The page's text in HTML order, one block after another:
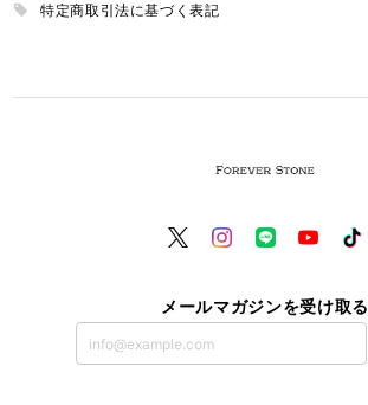
特定商取引法に基づく表記
メールマガジンを受け取る